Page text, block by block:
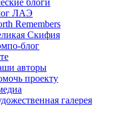
блоги
ЛАЭ
Remembers
Скифия
блог
авторы
проекту
галерея